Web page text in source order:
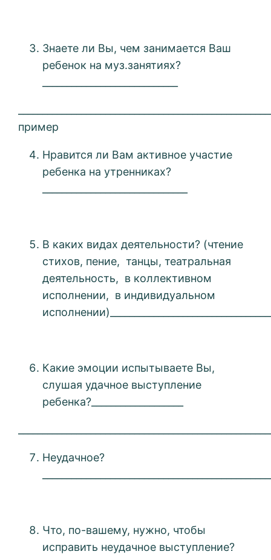
Знаете ли Вы, чем занимается Ваш
ребенок на муз.занятиях?
пример
Нравится ли Вам активное участие
ребенка на утренниках?
В каких видах деятельности? (чтение
стихов, пение, танцы, театральная
деятельность, в коллективном
исполнении, в индивидуальном
Какие эмоции испытываете Вы,
слушая удачное выступление
ребенка?___________________
Неудачное?
Что, по-вашему, нужно, чтобы
исправить неудачное выступление?